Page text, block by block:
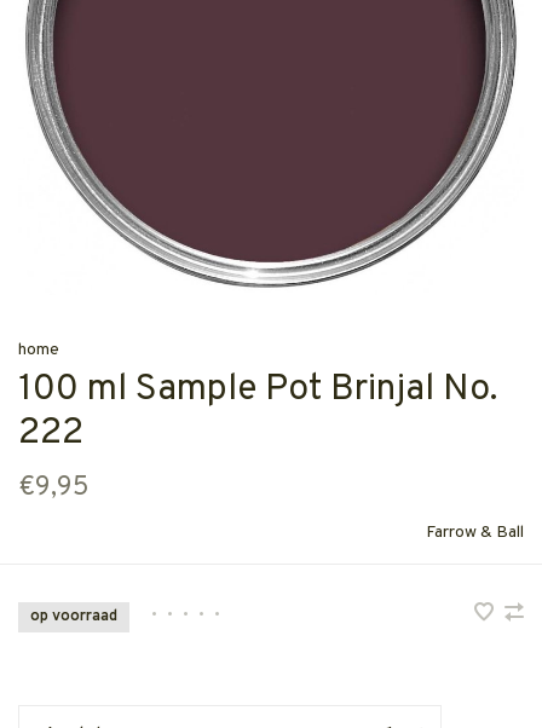
home
100 ml Sample Pot Brinjal No.
222
€9,95
Farrow & Ball
op voorraad • • • • •